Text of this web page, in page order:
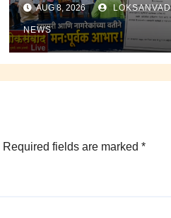
जिल्हाधिकारी यांचे विषेशतः
आभार.
AUG 8, 2026 LOKSANVAD
NEWS
Required fields are marked *